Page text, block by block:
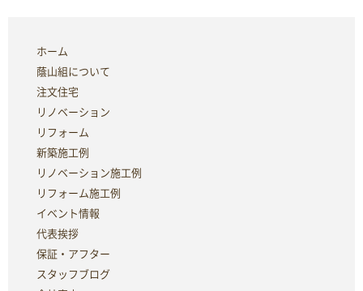
ホーム
蔭山組について
注文住宅
リノベーション
リフォーム
新築施工例
リノベーション施工例
リフォーム施工例
イベント情報
代表挨拶
保証・アフター
スタッフブログ